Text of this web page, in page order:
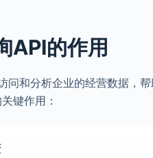
API的作用
问和分析企业的经营数据，
键作用：